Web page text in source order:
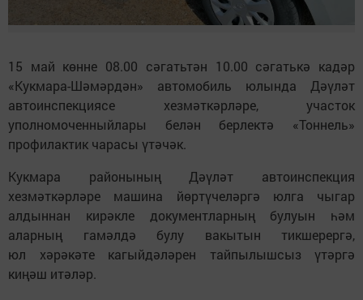
15 май көнне 08.00 сәгатьтән 10.00 сәгатькә кадәр
«Кукмара-Шәмәрдән» автомобиль юлында Дәүләт
автоинспекциясе хезмәткәрләре, участок
уполномоченныйлары белән берлектә «Тоннель»
профилактик чарасы үтәчәк.
Кукмара районының Дәүләт автоинспекция
хезмәткәрләре машина йөртүчеләргә юлга чыгар
алдыннан кирәкле документларның булуын һәм
аларның гамәлдә булу вакытын тикшерергә,
юл хәрәкәте кагыйдәләрен тайпылышсыз үтәргә
киңәш итәләр.